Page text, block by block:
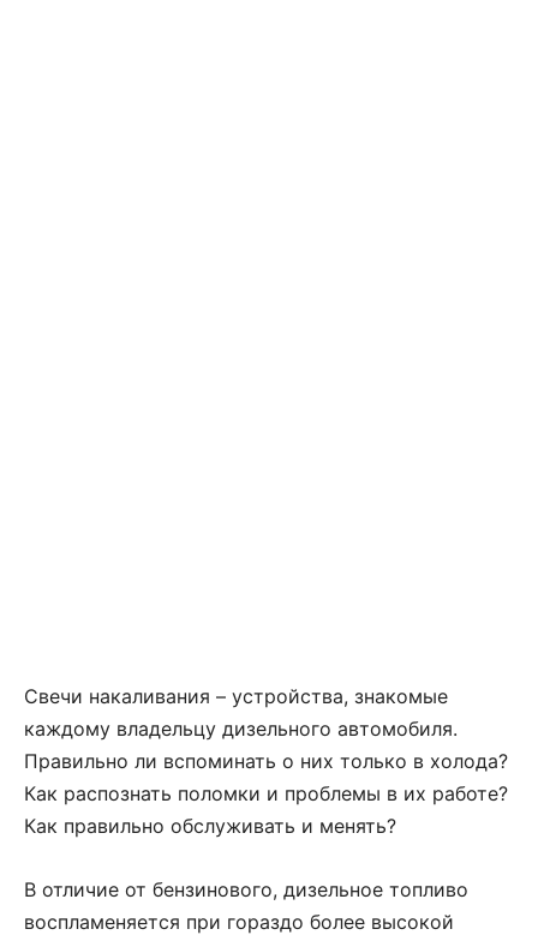
Свечи накаливания – устройства, знакомые
каждому владельцу дизельного автомобиля.
Правильно ли вспоминать о них только в холода?
Как распознать поломки и проблемы в их работе?
Как правильно обслуживать и менять?
В отличие от бензинового, дизельное топливо
воспламеняется при гораздо более высокой